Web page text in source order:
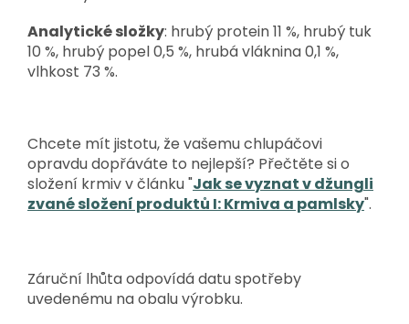
Analytické složky: hrubý protein 11 %, hrubý tuk
10 %, hrubý popel 0,5 %, hrubá vláknina 0,1 %,
vlhkost 73 %.
Chcete mít jistotu, že vašemu chlupáčovi
opravdu dopřáváte to nejlepší? Přečtěte si o
složení krmiv v článku "Jak se vyznat v džungli
zvané složení produktů I: Krmiva a pamlsky".
Záruční lhůta odpovídá datu spotřeby
uvedenému na obalu výrobku.